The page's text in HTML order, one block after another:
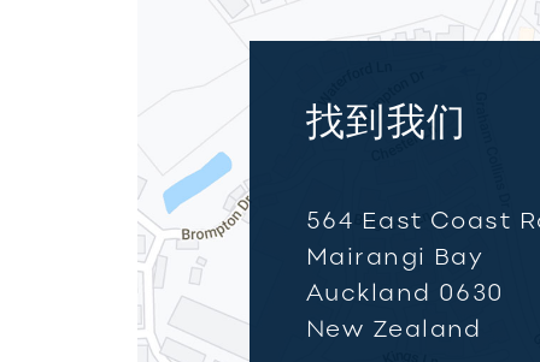
找到我们
564 East Coast
Mairangi Bay
Auckland 0630
New Zealand